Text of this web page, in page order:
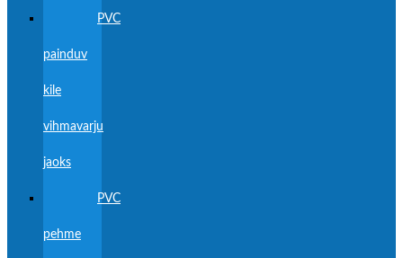
PVC
painduv
kile
vihmavarju
jaoks
PVC
pehme